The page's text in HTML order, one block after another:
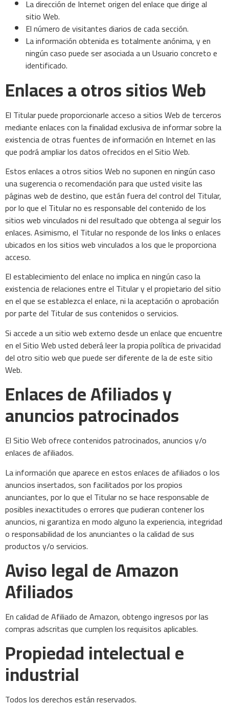
La dirección de Internet origen del enlace que dirige al
sitio Web.
El número de visitantes diarios de cada sección.
La información obtenida es totalmente anónima, y en
ningún caso puede ser asociada a un Usuario concreto e
identificado.
Enlaces a otros sitios Web
El Titular puede proporcionarle acceso a sitios Web de terceros
mediante enlaces con la finalidad exclusiva de informar sobre la
existencia de otras fuentes de información en Internet en las
que podrá ampliar los datos ofrecidos en el Sitio Web.
Estos enlaces a otros sitios Web no suponen en ningún caso
una sugerencia o recomendación para que usted visite las
páginas web de destino, que están fuera del control del Titular,
por lo que el Titular no es responsable del contenido de los
sitios web vinculados ni del resultado que obtenga al seguir los
enlaces. Asimismo, el Titular no responde de los links o enlaces
ubicados en los sitios web vinculados a los que le proporciona
acceso.
El establecimiento del enlace no implica en ningún caso la
existencia de relaciones entre el Titular y el propietario del sitio
en el que se establezca el enlace, ni la aceptación o aprobación
por parte del Titular de sus contenidos o servicios.
Si accede a un sitio web externo desde un enlace que encuentre
en el Sitio Web usted deberá leer la propia política de privacidad
del otro sitio web que puede ser diferente de la de este sitio
Web.
Enlaces de Afiliados y
anuncios patrocinados
El Sitio Web ofrece contenidos patrocinados, anuncios y/o
enlaces de afiliados.
La información que aparece en estos enlaces de afiliados o los
anuncios insertados, son facilitados por los propios
anunciantes, por lo que el Titular no se hace responsable de
posibles inexactitudes o errores que pudieran contener los
anuncios, ni garantiza en modo alguno la experiencia, integridad
o responsabilidad de los anunciantes o la calidad de sus
productos y/o servicios.
Aviso legal de Amazon
Afiliados
En calidad de Afiliado de Amazon, obtengo ingresos por las
compras adscritas que cumplen los requisitos aplicables.
Propiedad intelectual e
industrial
Todos los derechos están reservados.